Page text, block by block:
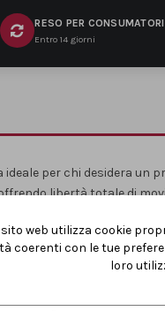
RESO PER CONSUMATORI
Entro 14 giorni
ideale per chi desidera un
libertà totale di
in 6 posizionida 25 a
senza sforzo terreni
il
incluso
web utilizza cookie
coerenti con le tue
loro